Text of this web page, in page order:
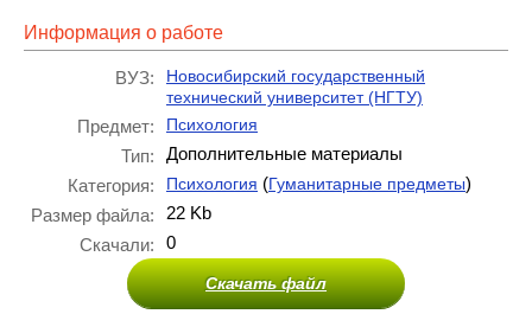
Информация о работе
ВУЗ:
Новосибирский государственный
технический университет (НГТУ)
Предмет: Психология
Тип:
Дополнительные материалы
Категория:
Психология (Гуманитарные предметы)
Размер файла:
22 Kb
Скачали:
0
Скачать файл